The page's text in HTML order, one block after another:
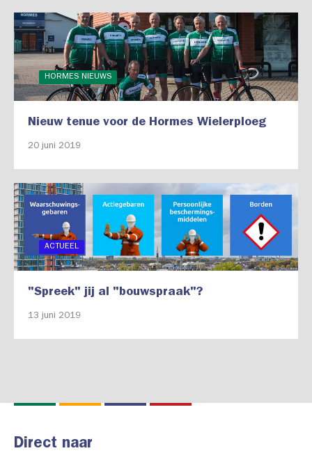
HORMES NIEUWS
Nieuw tenue voor de Hormes Wielerploeg
20 juni 2019
ACTUEEL
"Spreek" jij al "bouwspraak"?
13 juni 2019
Direct naar